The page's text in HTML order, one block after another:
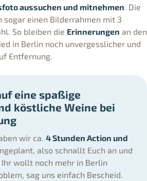
aussuchen und mitnehmen. Die
einen Bilderrahmen mit 3
So bleiben die Erinnerungen an den
in Berlin noch unvergesslicher und
Entfernung.
eine spaßige
köstliche Weine bei
wir ca. 4 Stunden Action und
also schnallt Euch an und
wollt noch mehr in Berlin
sag uns einfach Bescheid.